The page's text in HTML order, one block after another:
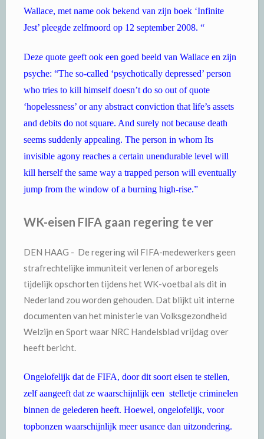
Wallace, met name ook bekend van zijn boek ‘Infinite
Jest’ pleegde zelfmoord op 12 september 2008. “
Deze quote geeft ook een goed beeld van Wallace en zijn
psyche: “The so-called ‘psychotically depressed’ person
who tries to kill himself doesn’t do so out of quote
‘hopelessness’ or any abstract conviction that life’s assets
and debits do not square. And surely not because death
seems suddenly appealing. The person in whom Its
invisible agony reaches a certain unendurable level will
kill herself the same way a trapped person will eventually
jump from the window of a burning high-rise.”
WK-eisen FIFA gaan regering te ver
DEN HAAG - De regering wil FIFA-medewerkers geen
strafrechtelijke immuniteit verlenen of arboregels
tijdelijk opschorten tijdens het WK-voetbal als dit in
Nederland zou worden gehouden. Dat blijkt uit interne
documenten van het ministerie van Volksgezondheid
Welzijn en Sport waar NRC Handelsblad vrijdag over
heeft bericht.
Ongelofelijk dat de FIFA, door dit soort eisen te stellen,
zelf aangeeft dat ze waarschijnlijk een stelletje criminelen
binnen de gelederen heeft. Hoewel, ongelofelijk, voor
topbonzen waarschijnlijk meer usance dan uitzondering.